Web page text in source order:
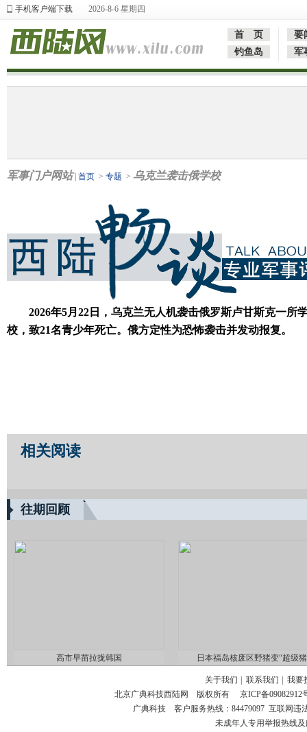
手机客户端下载 2026-8-6 星期四
首 页
钓鱼岛
要
军
军事门户网站| 首页 > 专题 > 乌克兰袭击俄学校
2026年5月22日，乌克兰无人机袭击俄罗斯卢甘斯克一所
校，致21名青少年死亡。俄方定性为恐怖袭击并发动报复。
相关阅读
往期回顾
高市早苗拉拢韩国 日本福岛核废区野猪变“超级
关于我们 联系我们
我要
北京广典科技西陆网 版权所有
京ICP备09082912
广典科技 客户服务热线：84479097 互联网违
未成年人专用举报热线